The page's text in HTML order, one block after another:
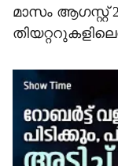
മാസം ആഗസ്റ്റ്